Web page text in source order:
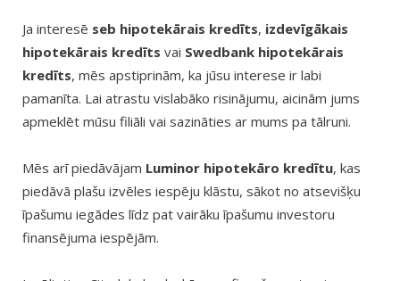
Ja interesē seb hipotekārais kredīts, izdevīgākais
hipotekārais kredīts vai Swedbank hipotekārais
kredīts, mēs apstiprinām, ka jūsu interese ir labi
pamanīta. Lai atrastu vislabāko risinājumu, aicinām jums
apmeklēt mūsu filiāli vai sazināties ar mums pa tālruni.
Mēs arī piedāvājam Luminor hipotekāro kredītu, kas
piedāvā plašu izvēles iespēju klāstu, sākot no atsevišķu
īpašumu iegādes līdz pat vairāku īpašumu investoru
finansējuma iespējām.